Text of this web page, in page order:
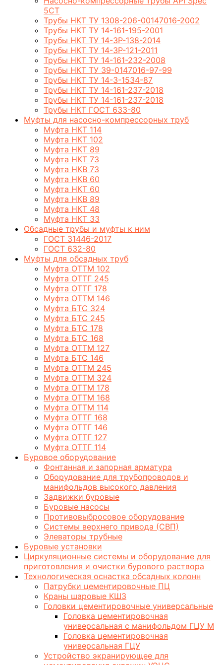
5CT
Трубы НКТ ТУ 1308-206-00147016-2002
Трубы НКТ ТУ 14-161-195-2001
Трубы НКТ ТУ 14-3Р-138-2014
Трубы НКТ ТУ 14-3Р-121-2011
Трубы НКТ ТУ 14-161-232-2008
Трубы НКТ ТУ 39-0147016-97-99
Трубы НКТ ТУ 14-3-1534-87
Трубы НКТ ТУ 14-161-237-2018
Трубы НКТ ТУ 14-161-237-2018
Трубы НКТ ГОСТ 633-80
Муфты для насосно-компрессорных труб
Муфта НКТ 114
Муфта НКТ 102
Муфта НКТ 89
Муфта НКТ 73
Муфта НКВ 73
Муфта НКВ 60
Муфта НКТ 60
Муфта НКВ 89
Муфта НКТ 48
Муфта НКТ 33
Обсадные трубы и муфты к ним
ГОСТ 31446-2017
ГОСТ 632-80
Муфты для обсадных труб
Муфта ОТТМ 102
Муфта ОТТГ 245
Муфта ОТТГ 178
Муфта ОТТМ 146
Муфта БТС 324
Муфта БТС 245
Муфта БТС 178
Муфта БТС 168
Муфта ОТТМ 127
Муфта БТС 146
Муфта ОТТМ 245
Муфта ОТТМ 324
Муфта ОТТМ 178
Муфта ОТТМ 168
Муфта ОТТМ 114
Муфта ОТТГ 168
Муфта ОТТГ 146
Муфта ОТТГ 127
Муфта ОТТГ 114
Буровое оборудование
Фонтанная и запорная арматура
Оборудование для трубопроводов и
манифольдов высокого давления
Задвижки буровые
Буровые насосы
Противовыбросовое оборудование
Системы верхнего привода (СВП)
Элеваторы трубные
Буровые установки
Циркуляционные системы и оборудование для
приготовления и очистки бурового раствора
Технологическая оснастка обсадных колонн
Патрубки цементировочные ПЦ
Краны шаровые КШЗ
Головки цементировочные универсальные
Головка цементировочная
универсальная с манифольдом ГЦУ М
Головка цементировочная
универсальная ГЦУ
Устройство экранирующее для